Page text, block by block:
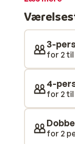
smuk udsigt
slappe af.
den 3-
for 2 til
4-
for 2
for 2